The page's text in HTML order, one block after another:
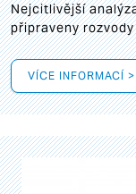
Nejcitlivější
připraveny
VÍCE INFORMACÍ >